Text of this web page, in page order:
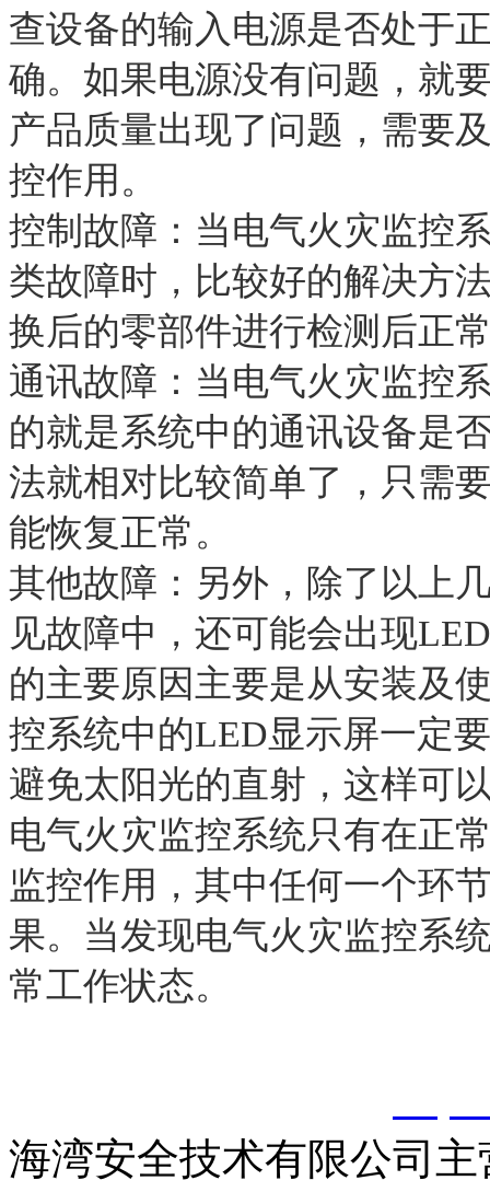
查设备的输入电源是否处于
确。如果电源没有问题，就
产品质量出现了问题，需要
控作用。
控制故障：当电气火灾监控
类故障时，比较好的解决方
换后的零部件进行检测后正
通讯故障：当电气火灾监控
的就是系统中的通讯设备是
法就相对比较简单了，只需
能恢复正常。
其他故障：另外，除了以上
见故障中，还可能会出现
的主要原因主要是从安装及
控系统中的LED显示屏一定
避免太阳光的直射，这样可
电气火灾监控系统只有在正
监控作用，其中任何一个环
果。当发现电气火灾监控系
常工作状态。
海湾安全技术有限公司